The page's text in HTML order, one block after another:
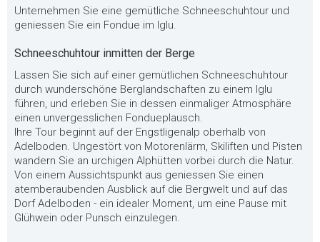
Unternehmen Sie eine gemütliche Schneeschuhtour und
geniessen Sie ein Fondue im Iglu.
Schneeschuhtour inmitten der Berge
Lassen Sie sich auf einer gemütlichen Schneeschuhtour
durch wunderschöne Berglandschaften zu einem Iglu
führen, und erleben Sie in dessen einmaliger Atmosphäre
einen unvergesslichen Fondueplausch.
Ihre Tour beginnt auf der Engstligenalp oberhalb von
Adelboden. Ungestört von Motorenlärm, Skiliften und Pisten
wandern Sie an urchigen Alphütten vorbei durch die Natur.
Von einem Aussichtspunkt aus geniessen Sie einen
atemberaubenden Ausblick auf die Bergwelt und auf das
Dorf Adelboden - ein idealer Moment, um eine Pause mit
Glühwein oder Punsch einzulegen.